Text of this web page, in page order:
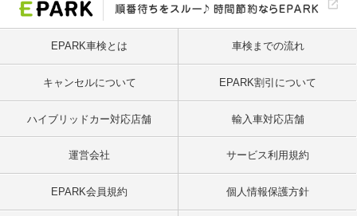
EPARK車検とは 車検までの流れ
キャンセルについて EPARK割引について
ハイブリッドカー対応店舗 輸入車対応店舗
運営会社 サービス利用規約
EPARK会員規約 個人情報保護方針